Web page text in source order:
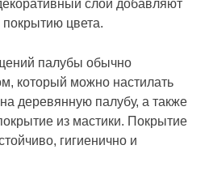
слой добавляют
цвета.
палу­бы обычно
который можно настилать
деревянную па­лубу, а также
из мастики. Покрытие
гигие­нично и